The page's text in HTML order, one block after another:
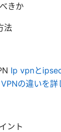
きか
法
Ip vpnと
の違いを詳
ント